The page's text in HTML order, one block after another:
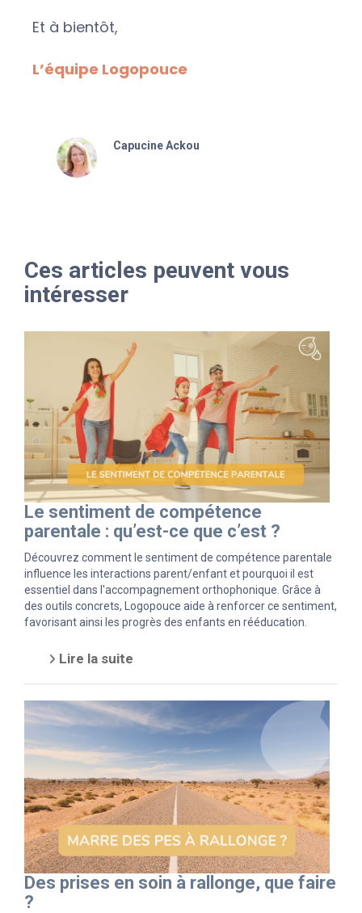
Et à bientôt,
L’équipe Logopouce
Capucine Ackou
Ces articles peuvent vous
intéresser
Le sentiment de compétence
parentale : qu’est-ce que c’est ?
Découvrez comment le sentiment de compétence parentale
influence les interactions parent/enfant et pourquoi il est
essentiel dans l'accompagnement orthophonique. Grâce à
des outils concrets, Logopouce aide à renforcer ce sentiment,
favorisant ainsi les progrès des enfants en rééducation.
Lire la suite
Des prises en soin à rallonge, que faire
?